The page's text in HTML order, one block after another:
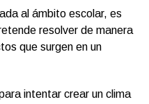
al ámbito escolar, es
resolver de manera
que surgen en un
intentar crear un clima